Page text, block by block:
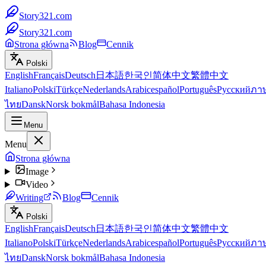
Story321.com
Story321.com
Strona główna
Blog Cennik
Polski
EnglishFrançaisDeutsch 日本語한국인简体中文繁體中文
ItalianoPolskiTürkçeNederlandsArabicespañolPortuguêsРусскийภา
ไทยDanskNorsk bokmålBahasa Indonesia
Menu
Menu
Strona główna
Image
Video
Writing
Blog Cennik
Polski
EnglishFrançaisDeutsch 日本語한국인简体中文繁體中文
ItalianoPolskiTürkçeNederlandsArabicespañolPortuguêsРусскийภา
ไทยDanskNorsk bokmålBahasa Indonesia